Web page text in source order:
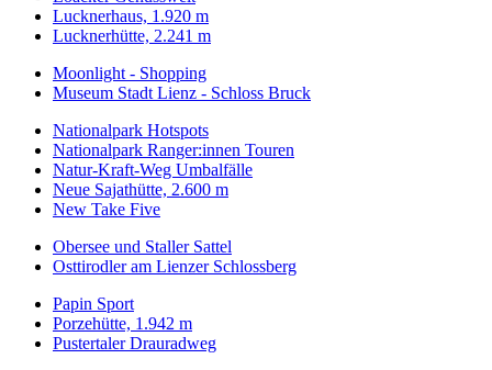
Lucknerhaus, 1.920 m
Lucknerhütte, 2.241 m
Moonlight - Shopping
Museum Stadt Lienz - Schloss Bruck
Nationalpark Hotspots
Nationalpark Ranger:innen Touren
Natur-Kraft-Weg Umbalfälle
Neue Sajathütte, 2.600 m
New Take Five
Obersee und Staller Sattel
Osttirodler am Lienzer Schlossberg
Papin Sport
Porzehütte, 1.942 m
Pustertaler Drauradweg